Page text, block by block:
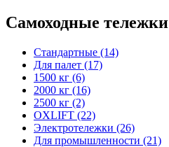
Самоходные тележки
Стандартные (14)
Для палет (17)
1500 кг (6)
2000 кг (16)
2500 кг (2)
OXLIFT (22)
Электротележки (26)
Для промышленности (21)